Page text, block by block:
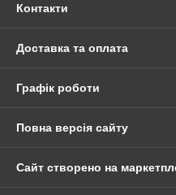
Контакти
Доставка та оплата
Графік роботи
Повна версія сайту
Сайт створено на